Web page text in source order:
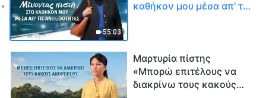
55:03
καθήκον μου μέσα απ' τις
Μαρτυρία πίστης
«Μπορώ επιτέλους να
διακρίνω τους κακούς